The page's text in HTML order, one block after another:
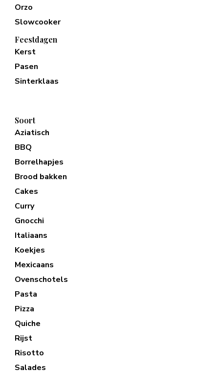
Orzo
Slowcooker
Feestdagen
Kerst
Pasen
Sinterklaas
Soort
Aziatisch
BBQ
Borrelhapjes
Brood bakken
Cakes
Curry
Gnocchi
Italiaans
Koekjes
Mexicaans
Ovenschotels
Pasta
Pizza
Quiche
Rijst
Risotto
Salades